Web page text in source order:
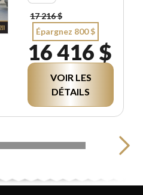
17 216 $
Épargnez 800 $
16 416 $
VOIR LES
DÉTAILS